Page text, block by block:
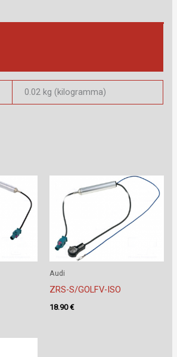
0.02 kg (kilogramma)
Audi
ZRS-S/GOLFV-ISO
18.90€